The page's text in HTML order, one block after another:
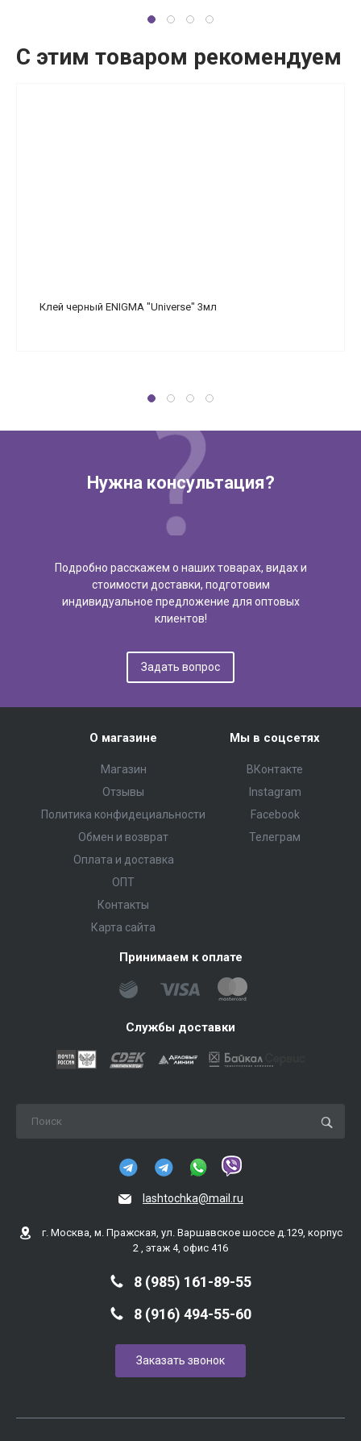
С этим товаром рекомендуем
Клей черный ENIGMA "Universe" 3мл
Нужна консультация?
Подробно расскажем о наших товарах, видах и
стоимости доставки, подготовим
индивидуальное предложение для оптовых
клиентов!
Задать вопрос
О магазине
Магазин
Отзывы
Политика конфидециальности
Обмен и возврат
Оплата и доставка
ОПТ
Контакты
Карта сайта
Мы в соцсетях
ВКонтакте
Instagram
Facebook
Телеграм
Принимаем к оплате
Службы доставки
lashtochka@mail.ru
г. Москва, м. Пражская, ул. Варшавское шоссе д.129, корпус
2 , этаж 4, офис 416
8 (985) 161-89-55
8 (916) 494-55-60
Заказать звонок